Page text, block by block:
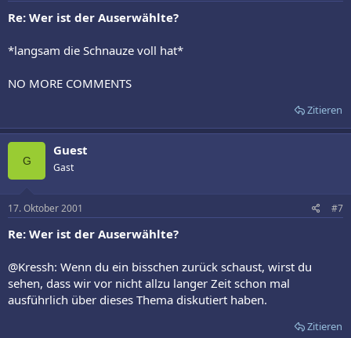
Re: Wer ist der Auserwählte?
*langsam die Schnauze voll hat*
NO MORE COMMENTS
Zitieren
G
Guest
Gast
17. Oktober 2001 #7
Re: Wer ist der Auserwählte?
@Kressh: Wenn du ein bisschen zurück schaust, wirst du
sehen, dass wir vor nicht allzu langer Zeit schon mal
ausführlich über dieses Thema diskutiert haben.
Zitieren